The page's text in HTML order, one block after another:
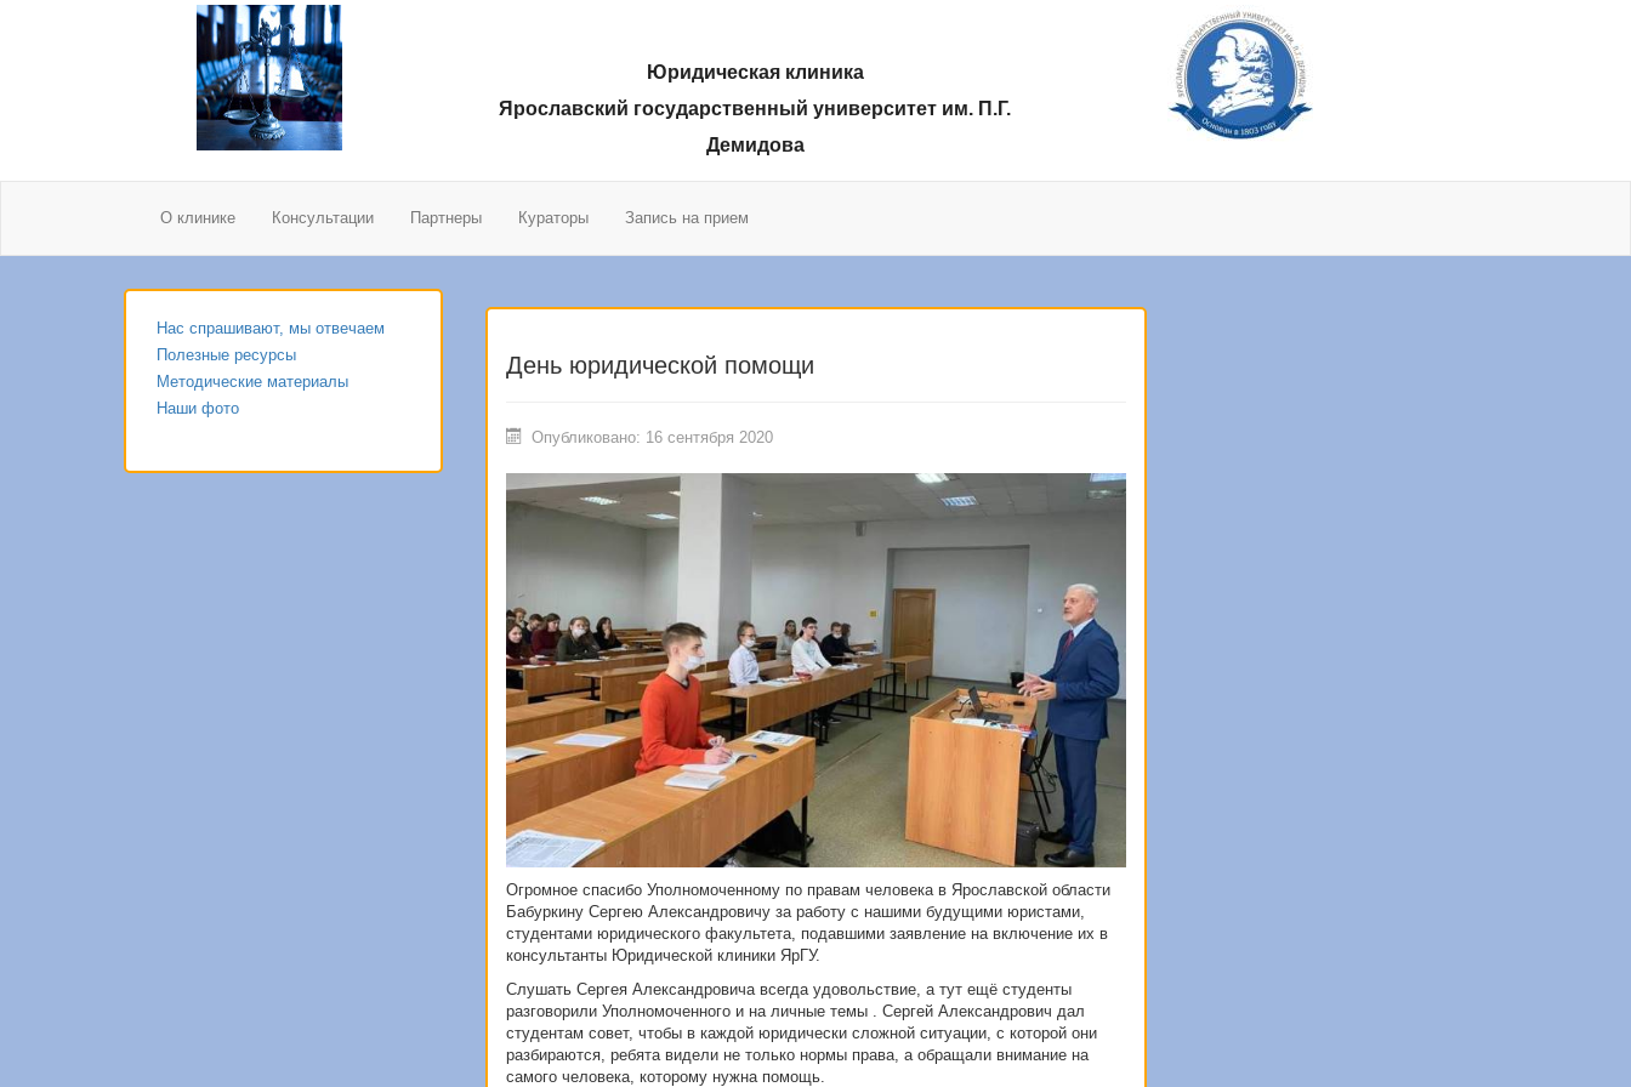
Юридическая клиника
Ярославский государственный университет им. П.Г.
Демидова
О клинике Консультации Партнеры Кураторы Запись на прием
Нас спрашивают, мы отвечаем
Полезные ресурсы
Методические материалы
Наши фото
День юридической помощи
Опубликовано: 16 сентября 2020
Огромное спасибо Уполномоченному по правам человека в Ярославской области
Бабуркину Сергею Александровичу за работу с нашими будущими юристами,
студентами юридического факультета, подавшими заявление на включение их в
консультанты Юридической клиники ЯрГУ.
Слушать Сергея Александровича всегда удовольствие, а тут ещё студенты
разговорили Уполномоченного и на личные темы . Сергей Александрович дал
студентам совет, чтобы в каждой юридически сложной ситуации, с которой они
разбираются, ребята видели не только нормы права, а обращали внимание на
самого человека, которому нужна помощь.